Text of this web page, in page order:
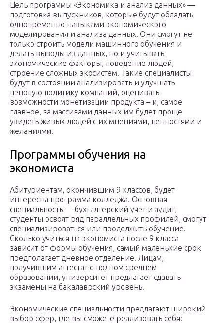
Цель программы «Экономика и анализ данных» —
подготовка выпускников, которые будут обладать
одновременно навыками экономического
моделирования и анализа данных. Они смогут не
только строить модели машинного обучения и
делать выводы из данных, но и учитывать
экономические факторы, поведение людей,
строение сложных экосистем. Такие специалисты
будут в состоянии анализировать и улучшать
ценовую политику компаний, оценивать
возможности монетизации продукта – и, самое
главное, за массивами данных им будет проще
увидеть живых людей с их мнениями, ценностями и
желаниями.
Программы обучения на
экономиста
Абитуриентам, окончившим 9 классов, будет
интересна программа колледжа. Основная
специальность — бухгалтерский учет и аудит,
студенты освоят ряд параллельных профилей, смогут
специализироваться или продолжить обучение.
Сколько учиться на экономиста после 9 класса
зависит от формы обучения, самый маленькие срок
предполагает дневное отделение. Лицам,
получившим аттестат о полном среднем
образовании, университет предлагает сдавать
экзамены на бакалаврский уровень.
Экономические специальности предлагают широкий
выбор сфер, где вы сможете реализовать себя: